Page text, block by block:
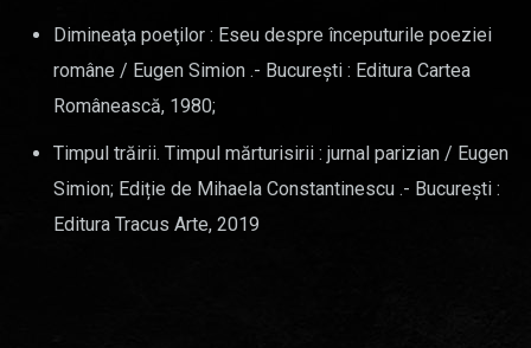
Dimineaţa poeţilor : Eseu despre începuturile poeziei
române / Eugen Simion .- Bucureşti : Editura Cartea
Românească, 1980;
Timpul trăirii. Timpul mărturisirii : jurnal parizian / Eugen
Simion; Ediție de Mihaela Constantinescu .- Bucureşti :
Editura Tracus Arte, 2019